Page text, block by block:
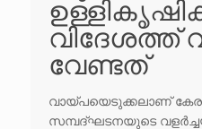
വിദേശത്ത്
വേണ്ടത്
വായ്പയെടുക്കലാണ്
സമ്പദ്ഘടനയുടെ